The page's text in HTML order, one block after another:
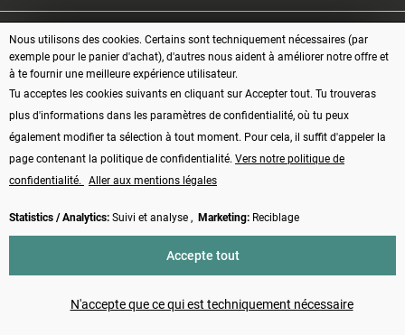
Service
Informations
Modes de paiement
Vertrag widerrufen
éventuellement les frais de contre-remboursement, sauf indication contraire
Nous utilisons des cookies. Certains sont techniquement nécessaires (par
exemple pour le panier d'achat), d'autres nous aident à améliorer notre offre et
à te fournir une meilleure expérience utilisateur.
Tu acceptes les cookies suivants en cliquant sur Accepter tout. Tu trouveras
plus d'informations dans les paramètres de confidentialité, où tu peux
également modifier ta sélection à tout moment. Pour cela, il suffit d'appeler la
page contenant la politique de confidentialité. Vers notre politique de
confidentialité.
Aller aux mentions légales
Statistics / Analytics: Suivi et analyse , Marketing: Reciblage
N'accepte que ce qui est techniquement nécessaire
Accepte tout